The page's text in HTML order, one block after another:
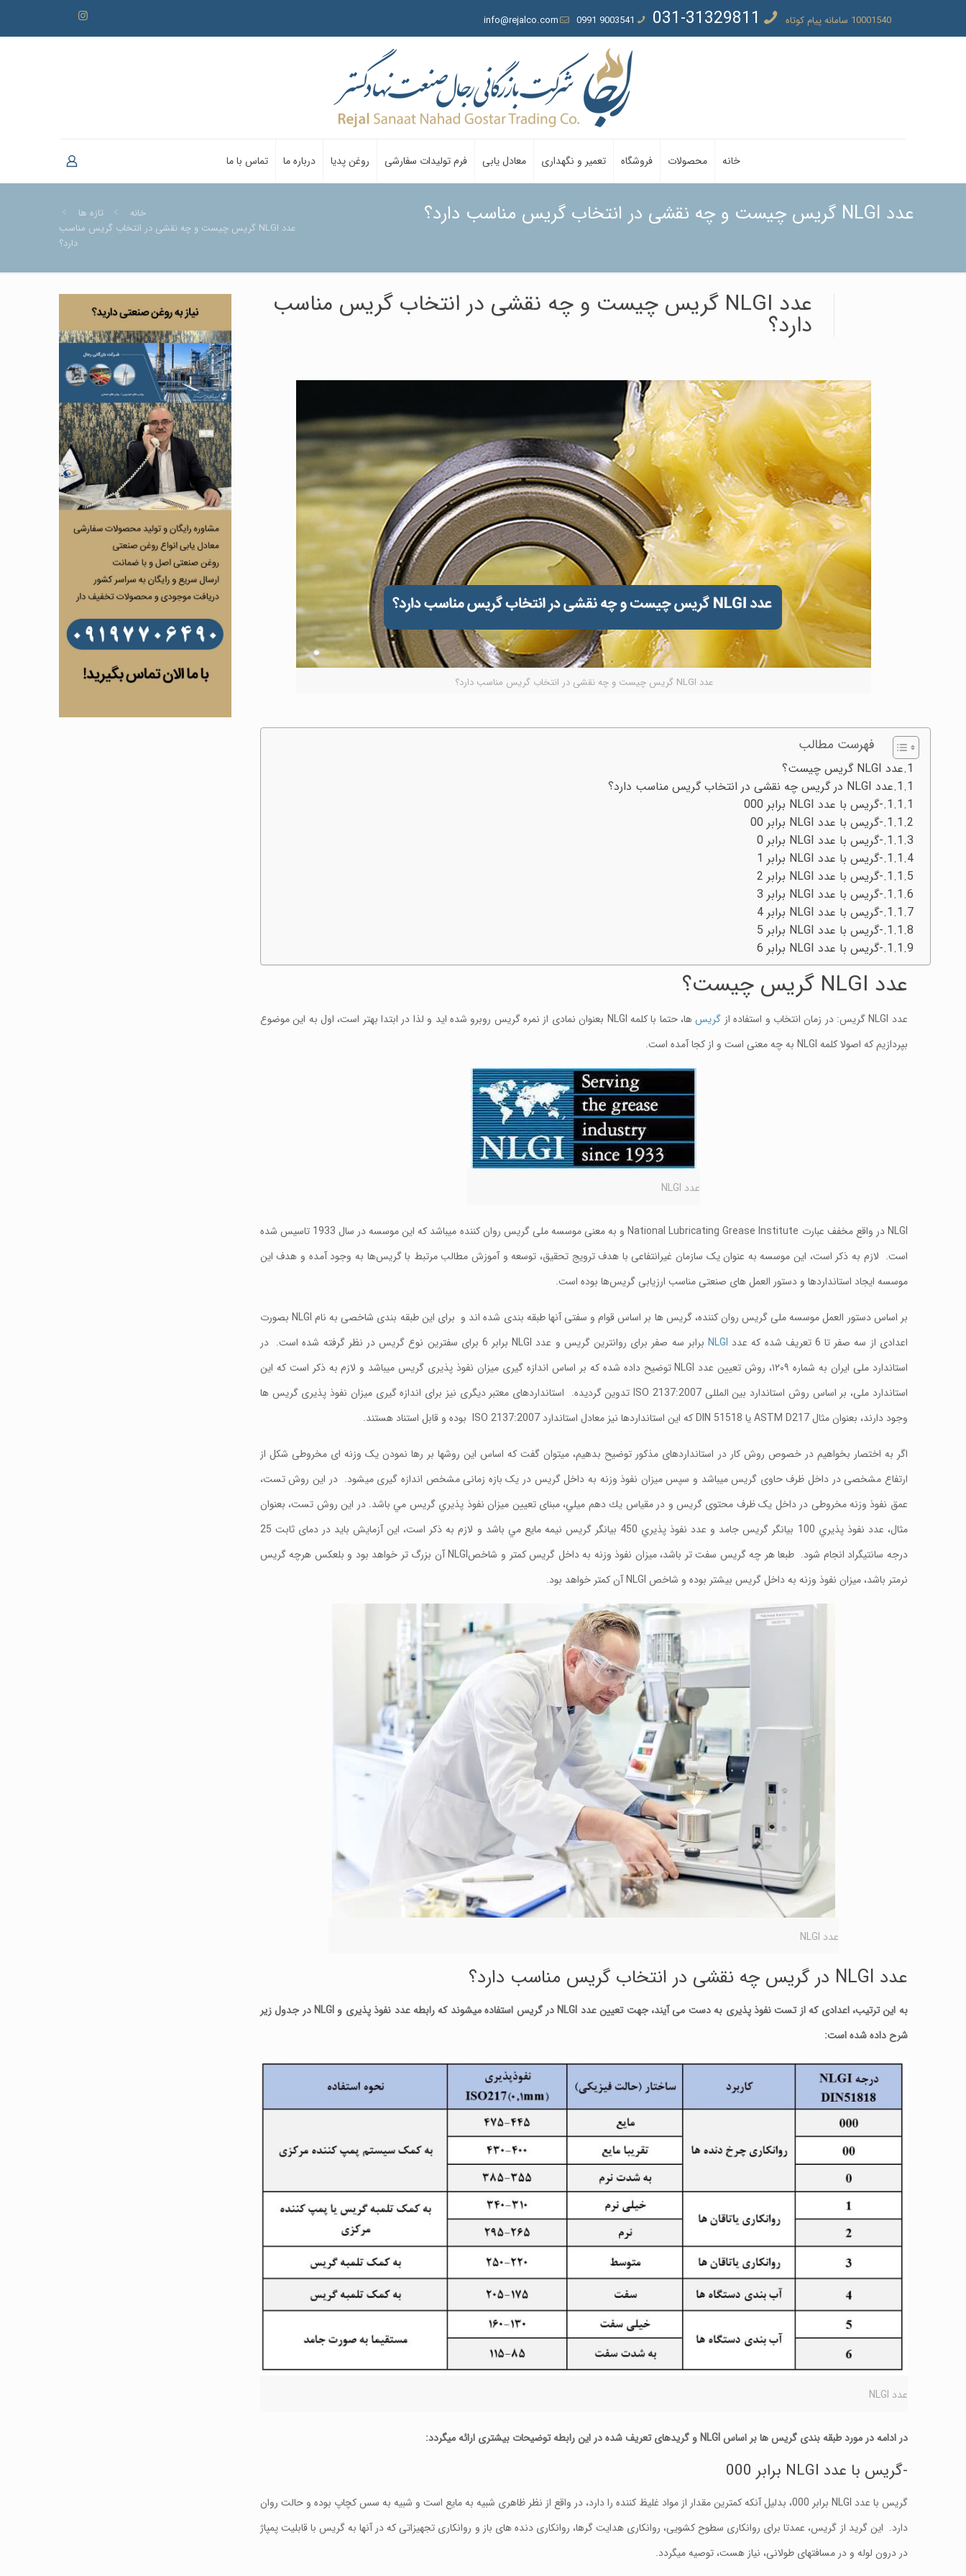
10001540 سامانه پیام کوتاه 031-31329811
9003541 0991
info@rejalco.com
خانه محصولات فروشگاه تعمیر و نگهداری معادل یابی فرم تولیدات سفارشی روغن پدیا درباره ما تماس با ما
عدد NLGI گریس چیست و چه نقشی در انتخاب گریس مناسب دارد؟ خانه
تازه ها
عدد NLGI گریس چیست و چه نقشی در انتخاب گریس مناسب
دارد؟
عدد NLGI گریس چیست و چه نقشی در انتخاب گریس مناسب
دارد؟
عدد NLGI گریس چیست و چه نقشی در انتخاب گریس مناسب دارد؟
فهرست مطالب
عدد NLGI گریس چیست؟
عدد NLGI در گریس چه نقشی در انتخاب گریس مناسب دارد؟
-گریس با عدد NLGI برابر 000
-گریس با عدد NLGI برابر 00
-گریس با عدد NLGI برابر 0
-گریس با عدد NLGI برابر 1
-گریس با عدد NLGI برابر 2
-گریس با عدد NLGI برابر 3
-گریس با عدد NLGI برابر 4
-گریس با عدد NLGI برابر 5
-گریس با عدد NLGI برابر 6
عدد NLGI گریس چیست؟
عدد NLGI گریس: در زمان انتخاب و استفاده از گریس
ها، حتما با کلمه NLGI بعنوان نمادی از نمره گریس روبرو شده اید و لذا در ابتدا بهتر است، اول به این موضوع
بپردازیم که اصولا کلمه NLGI به چه معنی است و از کجا آمده است.
عدد NLGI
NLGI در واقع مخفف عبارت National Lubricating Grease Institute و به معنی موسسه ملی گریس روان‌ کننده میباشد که این موسسه در سال 1933 تاسیس شده
است. لازم به ذکر است، این موسسه به عنوان یک سازمان غیرانتفاعی با هدف ترویج تحقیق، توسعه و آموزش مطالب مرتبط با گریس‌ها به وجود آمده و هدف این
موسسه ایجاد استانداردها و دستور العمل های صنعتی مناسب ارزیابی گریس‌ها بوده است.
بر اساس دستور العمل موسسه ملی گریس روان‌ کننده، گریس ها بر اساس قوام و سفتی آنها طبقه بندی شده اند و برای این طبقه بندی شاخصی به نام NLGI بصورت
اعدادی از سه صفر تا 6 تعریف شده که عدد
NLGI
برابر سه صفر برای روانترین گریس و عدد NLGI برابر 6 برای سفترین نوع گریس در نظر گرفته شده است. در
استاندارد ملی ایران به شماره ۱۲۰۹، روش تعیین عدد NLGI توضیح داده شده که بر اساس اندازه گیری میزان نفوذ پذیری گریس میباشد و لازم به ذکر است که این
استاندارد ملی، بر اساس روش استاندارد بین المللی ISO 2137:2007 تدوین گردیده. استانداردهای معتبر دیگری نیز برای اندازه گیری میزان نفوذ پذیری گریس ها
وجود دارند، بعنوان مثال ASTM D217 یا DIN 51518 که این استانداردها نیز معادل استاندارد ISO 2137:2007 بوده و قابل استناد هستند.
اگر به اختصار بخواهیم در خصوص روش کار در استانداردهای مذکور توضیح بدهیم، میتوان گفت که اساس این روشها بر رها نمودن یک وزنه ای مخروطی شکل از
ارتفاع مشخصی در داخل ظرف حاوی گریس میباشد و سپس میزان نفوذ وزنه به داخل گریس در یک بازه زمانی مشخص اندازه گیری میشود. در این روش تست،
عمق نفوذ وزنه مخروطی در داخل یک ظرف محتوی گریس و در مقیاس يك دهم ميلي، مبنای تعیین میزان نفوذ پذيري گریس مي باشد. در این روش تست، بعنوان
مثال، عدد نفوذ پذيري 100 بيانگر گريس جامد و عدد نفوذ پذيري 450 بيانگر گريس نيمه مايع مي باشد و لازم به ذکر است، این آزمایش باید در دمای ثابت 25
درجه سانتیگراد انجام شود. طبعا هر چه گریس سفت تر باشد، میزان نفوذ وزنه به داخل گریس کمتر و شاخصNLGI آن بزرگ تر خواهد بود و بلعکس هرچه گریس
نرمتر باشد، میزان نفوذ وزنه به داخل گریس بیشتر بوده و شاخص NLGI آن کمتر خواهد بود.
عدد NLGI
عدد NLGI در گریس چه نقشی در انتخاب گریس مناسب دارد؟
به این ترتیب، اعدادی که از تست نفوذ پذیری به دست می آیند، جهت تعیین عدد NLGI در گریس استفاده میشوند که رابطه عدد نفوذ پذیری و NLGI در جدول زیر
شرح داده شده است:
عدد NLGI
در ادامه در مورد طبقه بندی گریس ها بر اساس NLGI و گریدهای تعریف شده در این رابطه توضیحات بیشتری ارائه میگردد:
-گریس با عدد NLGI برابر 000
گریس با عدد NLGI برابر 000، بدلیل آنکه کمترین مقدار از مواد غلیظ کننده را دارد، در واقع از نظر ظاهری شبیه به مایع است و شبیه به سس کچاپ بوده و حالت روان
دارد. این گرید از گریس، عمدتا برای روانکاری سطوح کشویی، روانکاری هدایت گرها، روانکاری دنده های باز و روانکاری تجهیزاتی که در آنها به گریس با قابلیت پمپاژ
در درون لوله و در مسافتهای طولانی، نیاز هست، توصیه میگردد.